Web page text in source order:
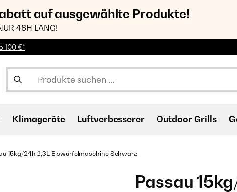
auf ausgewählte Produkte!
48H LANG!
100 €*
Klimageräte Luftverbesserer Outdoor Grills
15kg/24h 2,3L Eiswürfelmaschine Schwarz
Passau